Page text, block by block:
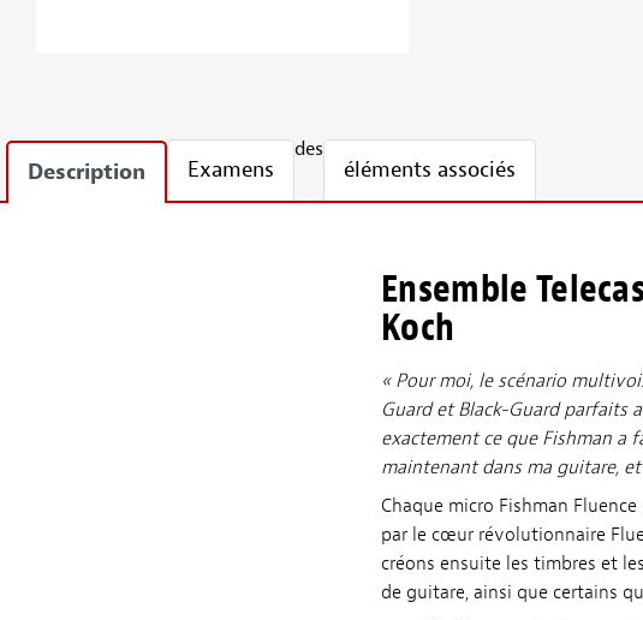
Description Examens
des
éléments associés
Ensemble
Koch
« Pour moi, le scénario
Guard et Black-Guard parfaits
exactement ce que Fishman
maintenant dans ma guitare,
Chaque micro Fishman
par le cœur révolutionnaire
créons ensuite les timbres et
de guitare, ainsi que certains